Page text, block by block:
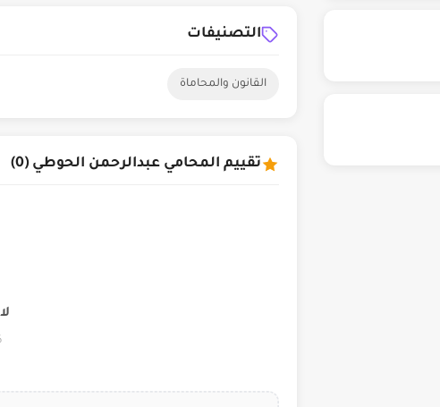
التصنيفات
القانون والمحاماة
تقييم المحامي عبدالرحمن الحوطي (0)